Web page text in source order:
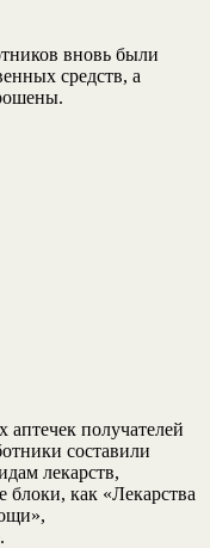
вновь были
средств, а
получателей
составили
лекарств,
как «Лекарства